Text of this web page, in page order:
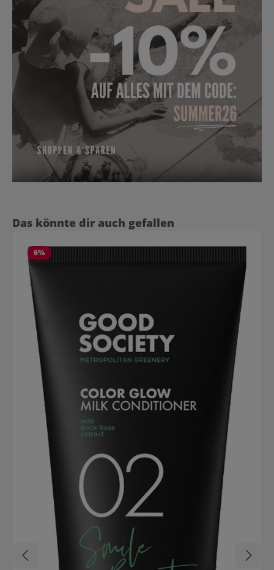
Produktgalerie überspringen
Das könnte dir auch gefallen
6%